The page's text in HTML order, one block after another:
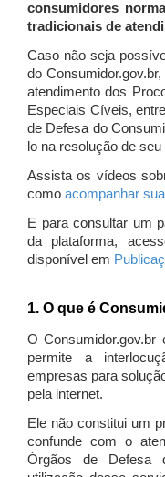
consumidores
tradicionais de
Caso não seja
do
atendimento dos
Especiais Cíveis,
de Defesa do
lo na resolução de
Assista os vídeos
como acompanhar
E para consultar um
da plataforma,
disponível em
1. O que é
O
permite a
empresas para
pela internet.
Ele não constitui um
confunde com o
Órgãos de Defesa